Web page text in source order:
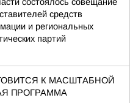
средств
и региональных
партий
К МАСШТАБНОЙ
ПРОГРАММА